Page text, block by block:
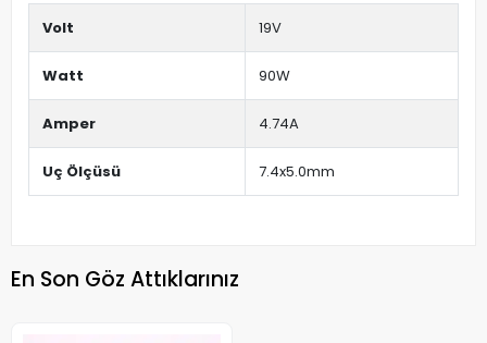
Volt 19V
Watt 90W
Amper 4.74A
Uç Ölçüsü 7.4x5.0mm
En Son Göz Attıklarınız